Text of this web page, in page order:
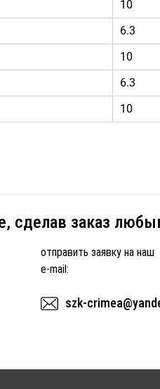
10
6.3
10
6.3
10
сделав заказ
отправить заявку на наш
e-mail:
szk-